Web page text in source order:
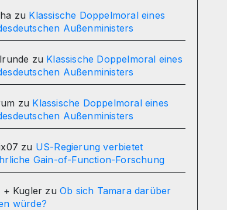
zu Klassische Doppelmoral eines
Außenministers
zu Klassische Doppelmoral eines
Außenministers
zu Klassische Doppelmoral eines
Außenministers
zu US-Regierung verbietet
Gain-of-Function-Forschung
+ Kugler zu Ob sich Tamara darüber
würde?